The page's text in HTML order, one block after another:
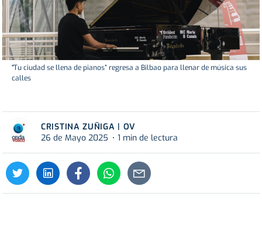
"Tu ciudad se llena de pianos” regresa a Bilbao para llenar de música sus
calles
CRISTINA ZUÑIGA | OV
26 de Mayo 2025
1 min de lectura